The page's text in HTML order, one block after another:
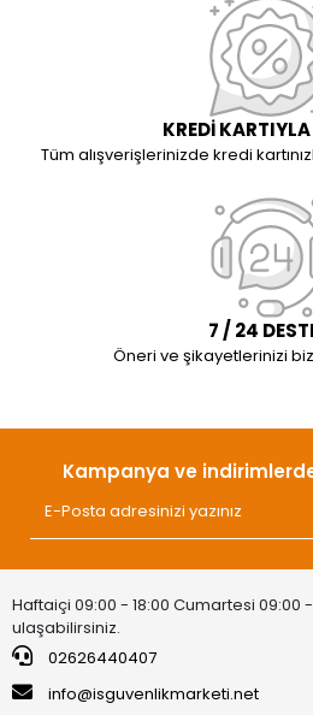
KREDİ
Tüm alışverişlerinizde kredi
7 / 24
Öneri ve şikayetlerinizi
Kampanya ve
Haftaiçi 09:00 - 18:00 Cumartesi 09:00
ulaşabilirsiniz.
02626440407
info@isguvenlikmarketi.net